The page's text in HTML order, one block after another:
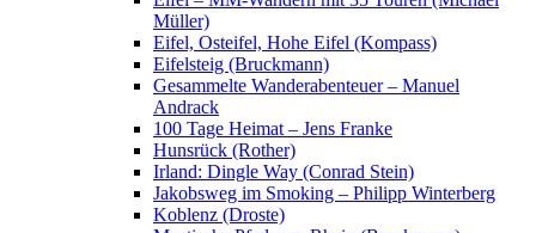
Müller)
Eifel, Osteifel, Hohe Eifel (Kompass)
Eifelsteig (Bruckmann)
Gesammelte Wanderabenteuer – Manuel
Andrack
100 Tage Heimat – Jens Franke
Hunsrück (Rother)
Irland: Dingle Way (Conrad Stein)
Jakobsweg im Smoking – Philipp Winterberg
Koblenz (Droste)